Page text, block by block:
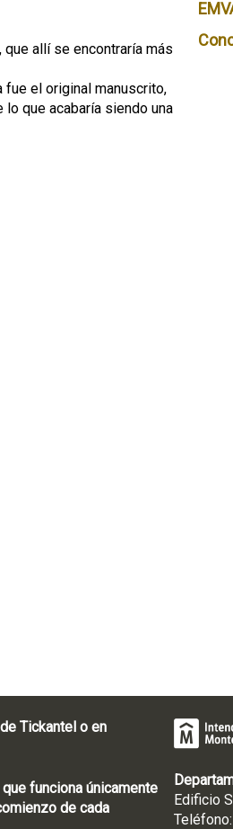
que allí se encontraría más
fue el original manuscrito,
que acabaría siendo una
Tickantel o en
funciona únicamente
de cada
Edificio